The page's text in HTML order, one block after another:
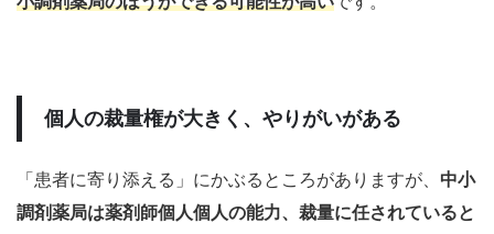
個人の裁量権が大きく、やりがいがある
「患者に寄り添える」にかぶるところがありますが、 中小
調剤薬局は薬剤師個人個人の能力、裁量に任されていると